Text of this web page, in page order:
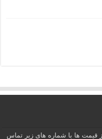
قیمت ها با شماره های زیر تماس